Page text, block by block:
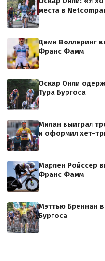
места в
Деми Воллеринг
Франс Фамм
Оскар Онли
Тура Бургоса
Милан выиграл
и оформил хет-
Марлен Ройссер
Франс Фамм
Мэттью Бреннан
Бургоса